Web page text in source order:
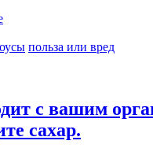
польза или вред
с вашим
сахар.